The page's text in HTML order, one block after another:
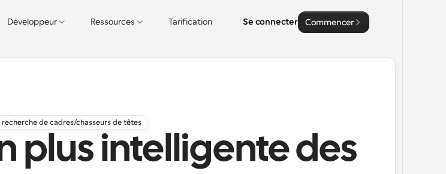
Développeur Ressources Tarification Se connecter Commencer
recherche de cadres/chasseurs de têtes
plus intelligente des